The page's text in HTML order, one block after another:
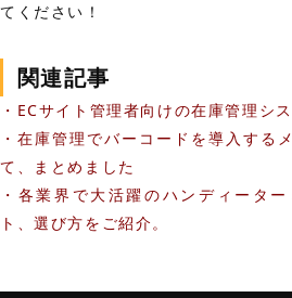
てください！
関連記事
・ECサイト管理者向けの在庫管理シ
・在庫管理でバーコードを導入する
て、まとめました
・各業界で大活躍のハンディータ
ト、選び方をご紹介。